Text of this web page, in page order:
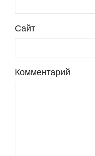
Сайт
Комментарий